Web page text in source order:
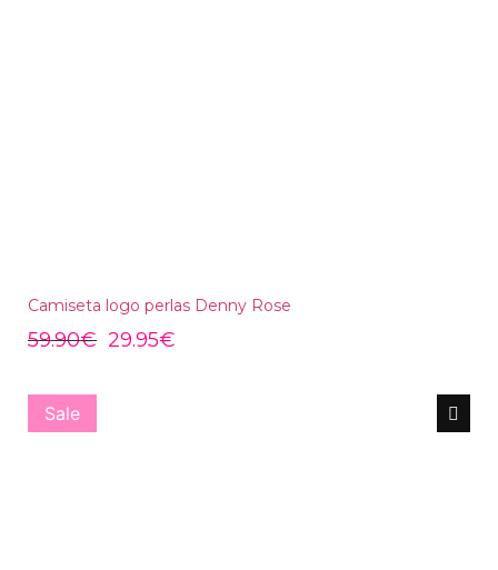
Camiseta logo perlas Denny Rose
59.90€ 29.95€
Sale